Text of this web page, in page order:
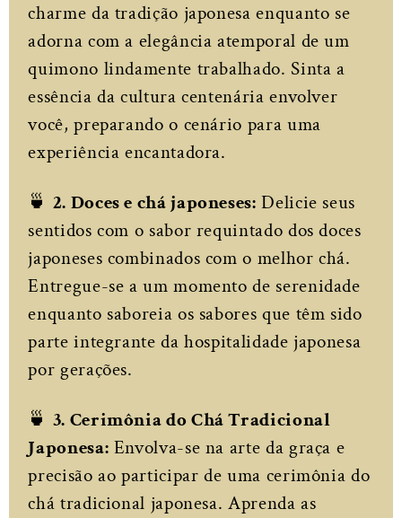
charme da tradição japonesa enquanto se
adorna com a elegância atemporal de um
quimono lindamente trabalhado. Sinta a
essência da cultura centenária envolver
você, preparando o cenário para uma
experiência encantadora.
🍵 2. Doces e chá japoneses: Delicie seus
sentidos com o sabor requintado dos doces
japoneses combinados com o melhor chá.
Entregue-se a um momento de serenidade
enquanto saboreia os sabores que têm sido
parte integrante da hospitalidade japonesa
por gerações.
🍵 3. Cerimônia do Chá Tradicional
Japonesa: Envolva-se na arte da graça e
precisão ao participar de uma cerimônia do
chá tradicional japonesa. Aprenda as